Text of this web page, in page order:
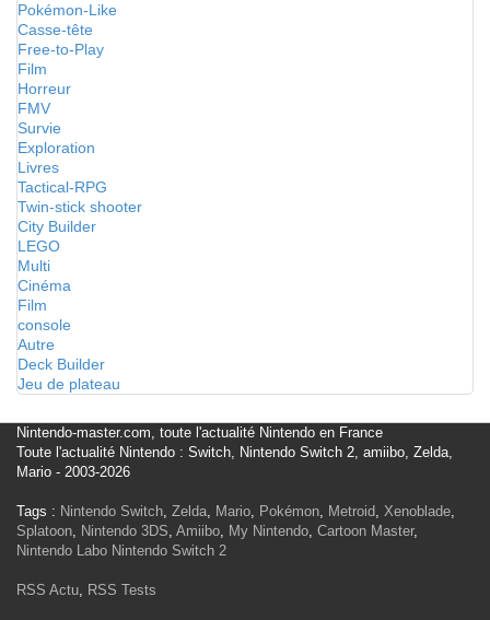
Pokémon-Like
Casse-tête
Free-to-Play
Film
Horreur
FMV
Survie
Exploration
Livres
Tactical-RPG
Twin-stick shooter
City Builder
LEGO
Multi
Cinéma
Film
console
Autre
Deck Builder
Jeu de plateau
Nintendo-master.com, toute l'actualité Nintendo en France
Toute l'actualité Nintendo : Switch, Nintendo Switch 2, amiibo, Zelda,
Mario - 2003-2026
Tags : Nintendo Switch, Zelda, Mario, Pokémon, Metroid, Xenoblade,
Splatoon, Nintendo 3DS, Amiibo, My Nintendo, Cartoon Master,
Nintendo Labo Nintendo Switch 2
RSS Actu, RSS Tests